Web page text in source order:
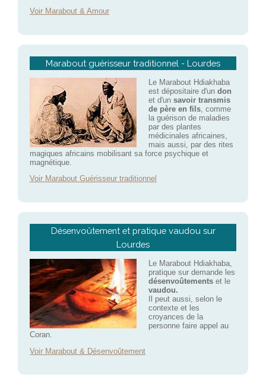
Voir Marabout & Amour
Marabout guérisseur traditionnel - Lourdes
Le Marabout Hdiakhaba
est dépositaire d'un don
et d'un savoir transmis
de père en fils, comme
la guérison de maladies
par des plantes
médicinales africaines,
mais aussi, par des rites
magiques africains mobilisant sa force psychique et
magnétique.
Voir Marabout Guérisseur traditionnel
Désenvoûtement et pratique vaudou sur
Lourdes
Le Marabout Hdiakhaba,
pratique sur demande les
désenvoûtementset le
vaudou.
Il peut aussi, selon le
contexte et les
croyances de la
personne faire appel au
Coran.
Voir Marabout & Désenvoûtement